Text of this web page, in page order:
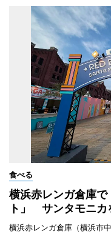
食べる
横浜赤レンガ倉庫
ト」 サンタモニ
横浜赤レンガ倉庫（横浜市